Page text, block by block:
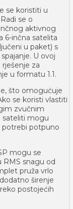
se koristiti u
se o
aktivnog
6-inčna satelita
u paket) s
U ovoj
za
u formatu 1.1.
što omogućuje
se koristi vlastiti
zvučnim
sateliti mogu
potrebi potpuno
mogu se
RMS snagu od
pruža vrlo
širenje
postojećih